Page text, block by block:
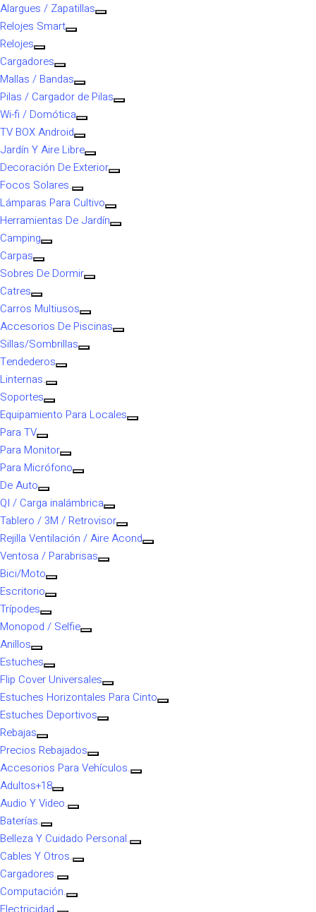
Alargues / Zapatillas
Relojes Smart
Relojes
Cargadores
Mallas / Bandas
Pilas / Cargador de Pilas
Wi-fi / Domótica
TV BOX Android
Jardín Y Aire Libre
Decoración De Exterior
Focos Solares.
Lámparas Para Cultivo
Herramientas De Jardín
Camping
Carpas
Sobres De Dormir
Catres
Carros Multiusos
Accesorios De Piscinas
Sillas/Sombrillas
Tendederos
Linternas.
Soportes
Equipamiento Para Locales
Para TV
Para Monitor
Para Micrófono
De Auto
QI / Carga inalámbrica
Tablero / 3M / Retrovisor
Rejilla Ventilación / Aire Acond
Ventosa / Parabrisas
Bici/Moto
Escritorio
Trípodes
Monopod / Selfie
Anillos
Estuches
Flip Cover Universales
Estuches Horizontales Para Cinto
Estuches Deportivos
Rebajas
Precios Rebajados
Accesorios Para Vehículos.
Adultos+18
Audio Y Video.
Baterías.
Belleza Y Cuidado Personal.
Cables Y Otros.
Cargadores.
Computación.